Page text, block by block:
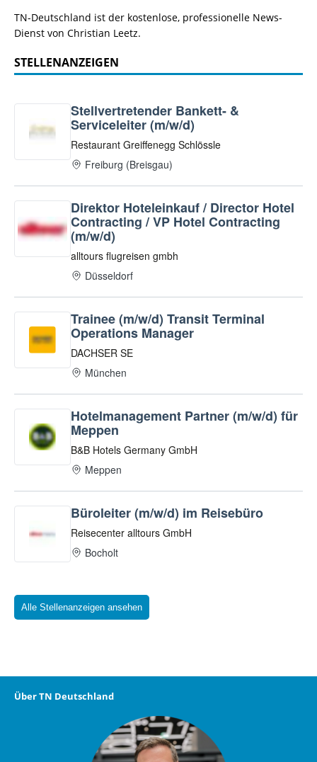
TN-Deutschland ist der kostenlose, professionelle News-
Dienst von Christian Leetz.
STELLENANZEIGEN
Alle Stellenanzeigen ansehen
Über TN Deutschland